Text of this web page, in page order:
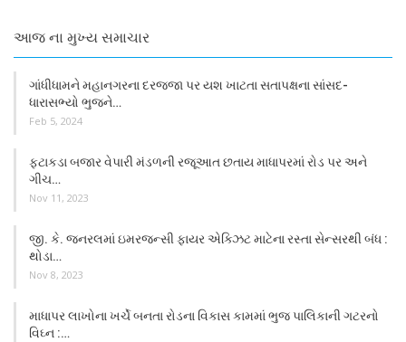
આજ ના મુખ્ય સમાચાર
ગાંધીધામને મહાનગરના દરજજા પર યશ ખાટતા સતાપક્ષના સાંસદ-
ધારાસભ્યો ભુજને…
Feb 5, 2024
ફટાકડા બજાર વેપારી મંડળની રજૂઆત છતાય માધાપરમાં રોડ પર અને
ગીચ…
Nov 11, 2023
જી. કે. જનરલમાં ઇમરજન્સી ફાયર એક્ઝિટ માટેના રસ્તા સેન્સરથી બંધ :
થોડા…
Nov 8, 2023
માધાપર લાખોના ખર્ચે બનતા રોડના વિકાસ કામમાં ભુજ પાલિકાની ગટરનો
વિઘ્ન :…